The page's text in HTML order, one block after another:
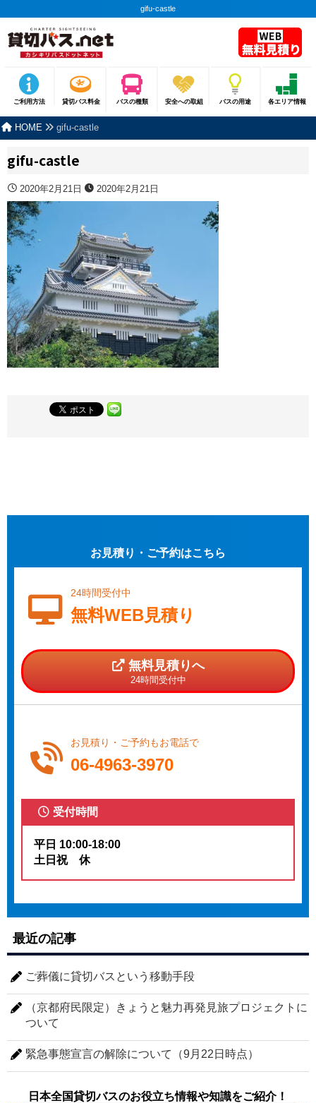
gifu-castle
ご利用方法 貸切バス料金 バスの種類 安全への取組 バスの用途 各エリア情報
HOME gifu-castle
gifu-castle
2020年2月21日 2020年2月21日
お見積り・ご予約はこちら
24時間受付中
無料WEB見積り
無料見積りへ
24時間受付中
お見積り・ご予約もお電話で
06-4963-3970
受付時間
平日 10:00-18:00
土日祝 休
最近の記事
ご葬儀に貸切バスという移動手段
（京都府民限定）きょうと魅力再発見旅プロジェクトに
ついて
緊急事態宣言の解除について（9月22日時点）
日本全国貸切バスのお役立ち情報や知識をご紹介！